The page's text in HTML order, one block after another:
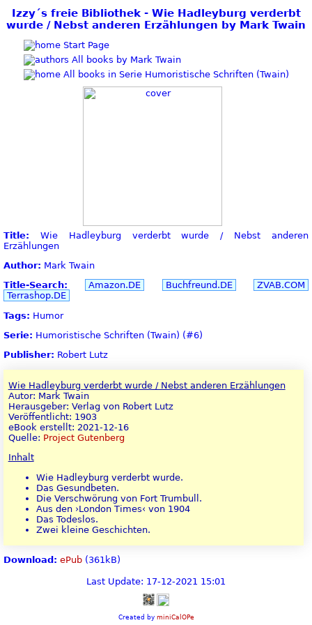
Izzy´s freie Bibliothek - Wie Hadleyburg verderbt
wurde / Nebst anderen Erzählungen by Mark Twain
Start Page
All books by Mark Twain
All books in Serie Humoristische Schriften (Twain)
Title: Wie Hadleyburg verderbt wurde / Nebst anderen
Erzählungen
Author: Mark Twain
Title-Search:
Amazon.DE Buchfreund.DE
ZVAB.COM
Terrashop.DE
Tags: Humor
Serie: Humoristische Schriften (Twain) (#6)
Publisher: Robert Lutz
Wie Hadleyburg verderbt wurde / Nebst anderen Erzählungen
Autor: Mark Twain
Herausgeber: Verlag von Robert Lutz
Veröffentlicht: 1903
eBook erstellt: 2021-12-16
Quelle: Project Gutenberg
Inhalt
Wie Hadleyburg verderbt wurde.
Das Gesundbeten.
Die Verschwörung von Fort Trumbull.
Aus den ›London Times‹ von 1904
Das Todeslos.
Zwei kleine Geschichten.
Download: ePub (361kB)
Last Update: 17-12-2021 15:01
Created by miniCalOPe